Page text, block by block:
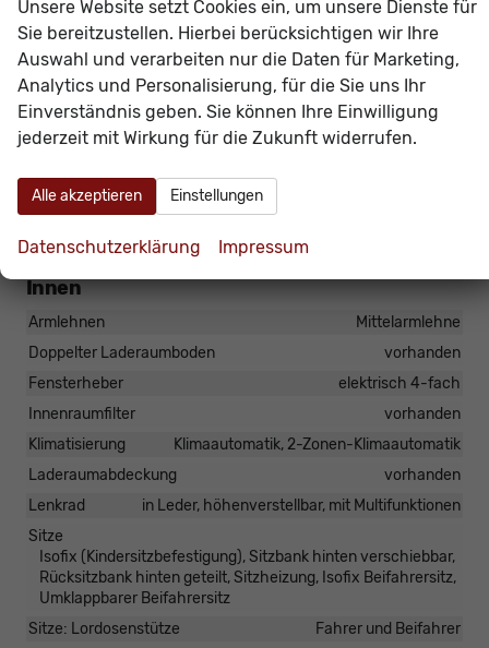
Verkehrszeichenerkennung,
Beifahrersitzlehne umklappbar, Start-Stopp-
Anlage, Mittelarmlehne vorne, Dachreling
Schwarz, Müdigkeitserkennung, Tire-Mobility-
Set,Außenspiegel elektrisch anklappbar,
höhenverstellbar, Rücksitzlehne geteilt
Innen
Armlehnen
Mittelarmlehne
Doppelter Laderaumboden
vorhanden
Fensterheber
elektrisch 4-fach
Innenraumfilter
vorhanden
Klimatisierung
Klimaautomatik, 2-Zonen-Klimaautomatik
Laderaumabdeckung
vorhanden
Lenkrad
in Leder, höhenverstellbar, mit Multifunktionen
Sitze
Isofix (Kindersitzbefestigung), Sitzbank hinten verschiebbar,
Rücksitzbank hinten geteilt, Sitzheizung, Isofix Beifahrersitz,
Umklappbarer Beifahrersitz
Sitze: Lordosenstütze
Fahrer und Beifahrer
Unsere Website setzt Cookies ein, um unsere Dienste für
Sie bereitzustellen. Hierbei berücksichtigen wir Ihre
Auswahl und verarbeiten nur die Daten für Marketing,
Analytics und Personalisierung, für die Sie uns Ihr
Einverständnis geben. Sie können Ihre Einwilligung
jederzeit mit Wirkung für die Zukunft widerrufen.
Alle akzeptieren Einstellungen
Datenschutzerklärung Impressum